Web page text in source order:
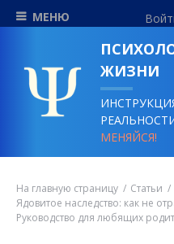
МЕНЮ
ЖИЗНИ
МЕНЯЙСЯ!
На главную страницу Статьи
Ядовитое наследство: как не
Руководство для любящих